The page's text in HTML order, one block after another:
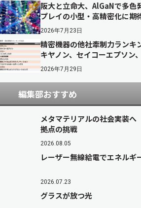
阪大と立命大、AlGaNで多
プレイの小型・高精密化に期
2026年7月23日
精密機器の他社牽制力ラン
キヤノン、セイコーエプソン
2026年7月29日
編集部おすすめ
メタマテリアルの社会実装
拠点の挑戦
2026.08.05
レーザー無線給電でエネルギ
2026.07.23
グラスが放つ光